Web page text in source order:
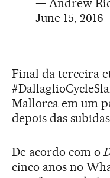
June 15, 2016
Final da terceira
Mallorca em um
depois das
De acordo com o
cinco anos no